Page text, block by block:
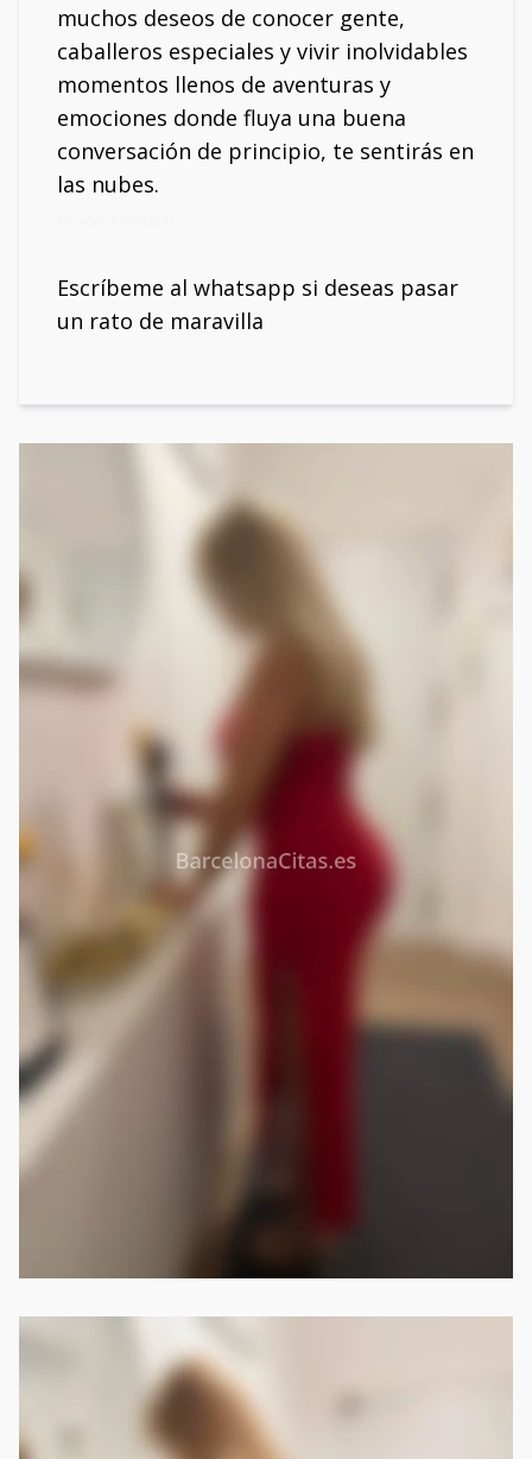
muchos deseos de conocer gente,
caballeros especiales y vivir inolvidables
momentos llenos de aventuras y
emociones donde fluya una buena
conversación de principio, te sentirás en
las nubes.
Escríbeme al whatsapp si deseas pasar
un rato de maravilla